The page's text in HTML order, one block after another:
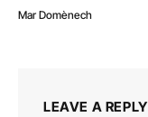
Mar Domènech
LEAVE A REPLY